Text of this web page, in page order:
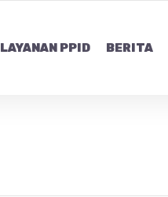
LAYANAN PPID BERITA